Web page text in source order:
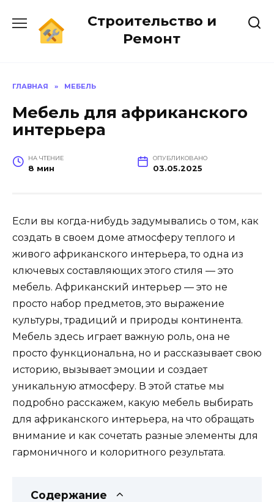
содержанию
Строительство и
Ремонт
ГЛАВНАЯ » МЕБЕЛЬ
Мебель для африканского
интерьера
НА ЧТЕНИЕ
8 мин
ОПУБЛИКОВАНО
03.05.2025
Если вы когда-нибудь задумывались о том, как
создать в своем доме атмосферу теплого и
живого африканского интерьера, то одна из
ключевых составляющих этого стиля — это
мебель. Африканский интерьер — это не
просто набор предметов, это выражение
культуры, традиций и природы континента.
Мебель здесь играет важную роль, она не
просто функциональна, но и рассказывает свою
историю, вызывает эмоции и создает
уникальную атмосферу. В этой статье мы
подробно расскажем, какую мебель выбирать
для африканского интерьера, на что обращать
внимание и как сочетать разные элементы для
гармоничного и колоритного результата.
Содержание